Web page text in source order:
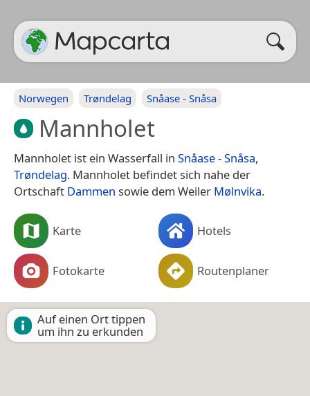
Norwegen Trøndelag Snåase - Snåsa
Mannholet
Mannholet ist ein Wasserfall in Snåase - Snåsa,
Trøndelag. Mannholet befindet sich nahe der
Ortschaft Dammen sowie dem Weiler Mølnvika.
Karte Hotels
Fotokarte Routenplaner
Auf einen Ort tippen
um ihn zu erkunden